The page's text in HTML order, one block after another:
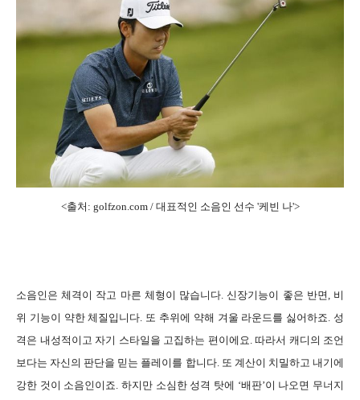
<출처: golfzon.com / 대표적인 소음인 선수 '케빈 나'>
소음인은 체격이 작고 마른 체형이 많습니다. 신장기능이 좋은 반면, 비
위 기능이 약한 체질입니다. 또 추위에 약해 겨울 라운드를 싫어하죠. 성
격은 내성적이고 자기 스타일을 고집하는 편이에요. 따라서 캐디의 조언
보다는 자신의 판단을 믿는 플레이를 합니다. 또 계산이 치밀하고 내기에
강한 것이 소음인이죠. 하지만 소심한 성격 탓에 ‘배판’이 나오면 무너지